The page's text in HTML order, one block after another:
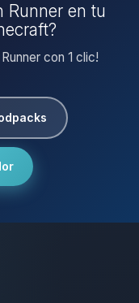
Runner en tu
con 1 clic!